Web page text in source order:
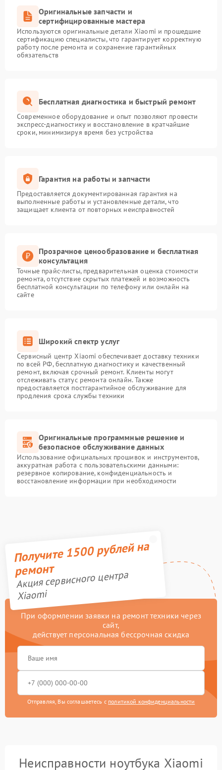
Оригинальные запчасти и
сертифицированные мастера
Используются оригинальные детали Xiaomi и прошедшие
сертификацию специалисты, что гарантирует корректную
работу после ремонта и сохранение гарантийных
обязательств
Бесплатная диагностика и быстрый ремонт
Современное оборудование и опыт позволяют провести
экспресс-диагностику и восстановление в кратчайшие
сроки, минимизируя время без устройства
Гарантия на работы и запчасти
Предоставляется документированная гарантия на
выполненные работы и установленные детали, что
защищает клиента от повторных неисправностей
Прозрачное ценообразование и бесплатная
консультация
Точные прайс-листы, предварительная оценка стоимости
ремонта, отсутствие скрытых платежей и возможность
бесплатной консультации по телефону или онлайн на
сайте
Широкий спектр услуг
Сервисный центр Xiaomi обеспечивает доставку техники
по всей РФ, бесплатную диагностику и качественный
ремонт, включая срочный ремонт. Клиенты могут
отслеживать статус ремонта онлайн. Также
предоставляется постгарантийное обслуживание для
продления срока службы техники
Оригинальные программные решение и
безопасное обслуживание данных
Использование официальных прошивок и инструментов,
аккуратная работа с пользовательскими данными:
резервное копирование, конфиденциальность и
восстановление информации при необходимости
Получите 1500 рублей на
ремонт
Акция сервисного центра
Xiaomi
При оформлении заявки на ремонт техники через
сайт,
действует персональная бессрочная скидка
Отправляя, Вы соглашаетесь с политикой конфиденциальности
Неисправности ноутбука Xiaomi